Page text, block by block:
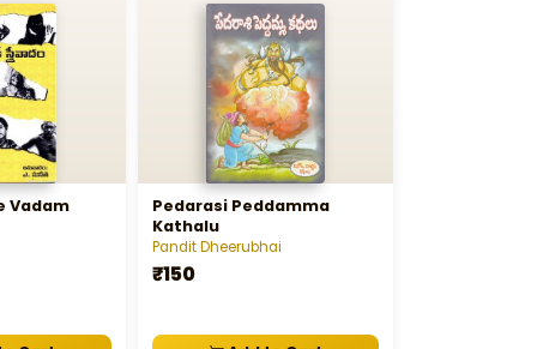
Vadam
Pedarasi Peddamma
Kathalu
Pandit Dheerubhai
₹150